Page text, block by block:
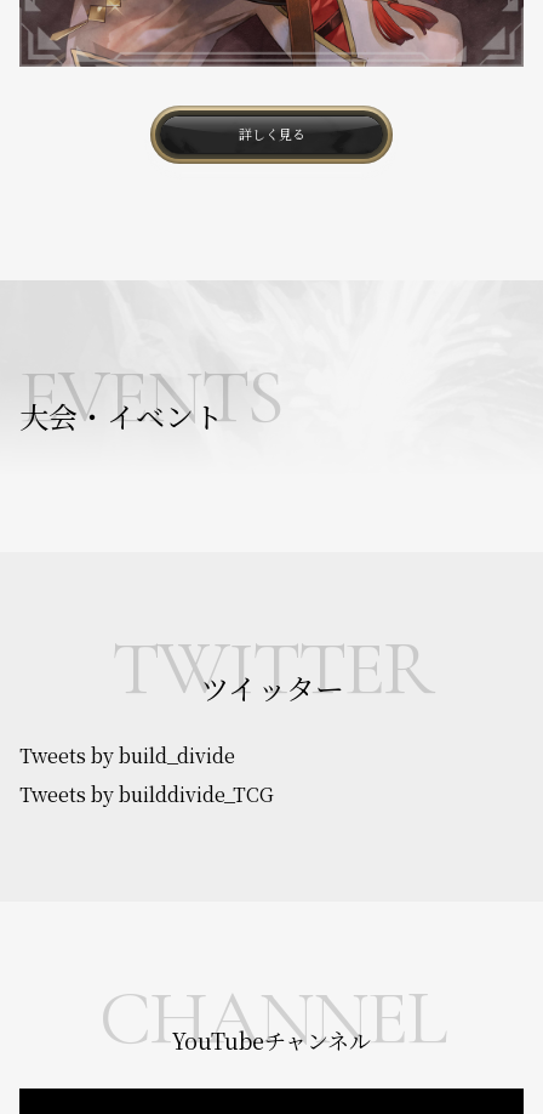
詳しく見る
EVENTS
大会・イベント
TWITTER
ツイッター
Tweets by build_divide
Tweets by builddivide_TCG
CHANNEL
YouTubeチャンネル